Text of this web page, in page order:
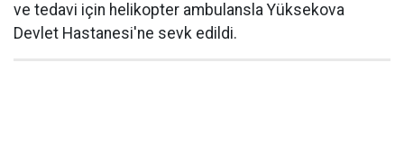
ve tedavi için helikopter ambulansla Yüksekova
Devlet Hastanesi'ne sevk edildi.